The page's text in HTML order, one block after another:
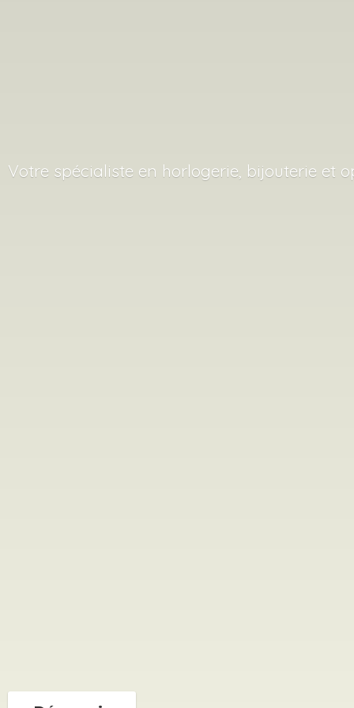
Votre spécialiste en horlogerie, bijouterie et